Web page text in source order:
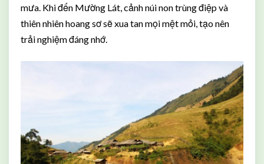
mưa. Khi đến Mường Lát, cảnh núi non trùng điệp và
thiên nhiên hoang sơ sẽ xua tan mọi mệt mỏi, tạo nên
trải nghiệm đáng nhớ.